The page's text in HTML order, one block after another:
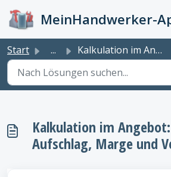
Start ... Kalkulation im Angebot: Einkauf, Aufschlag, Marge und Ver...
Kalkulation im
Aufschlag, Marge und